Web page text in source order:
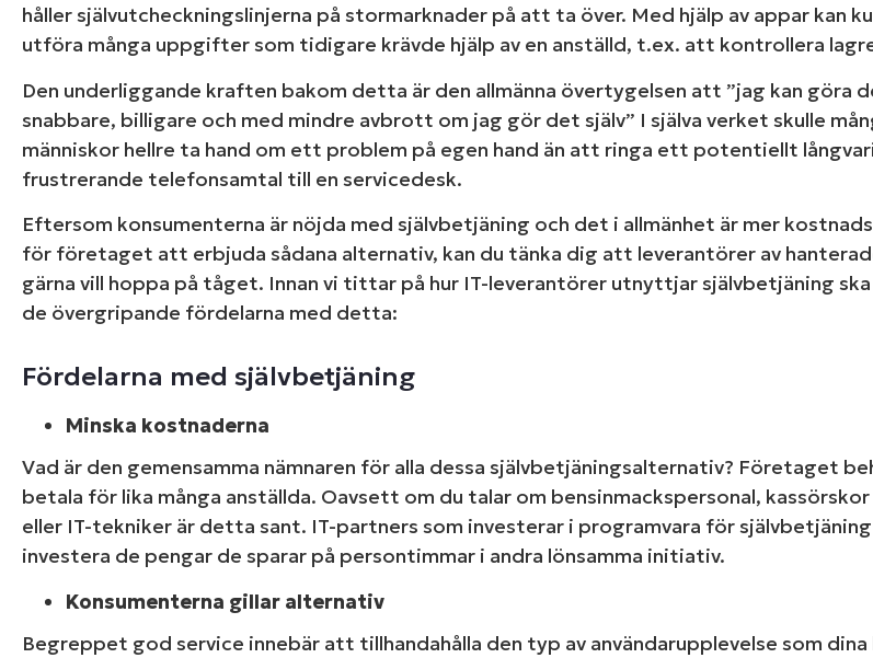
håller självutcheckningslinjerna på stormarknader på att ta över. Med hjälp av appar kan
utföra många uppgifter som tidigare krävde hjälp av en anställd, t.ex. att kontrollera
Den underliggande kraften bakom detta är den allmänna övertygelsen att ”jag kan göra
snabbare, billigare och med mindre avbrott om jag gör det själv” I själva verket skulle
människor hellre ta hand om ett problem på egen hand än att ringa ett potentiellt
frustrerande telefonsamtal till en servicedesk.
Eftersom konsumenterna är nöjda med självbetjäning och det i allmänhet är mer
för företaget att erbjuda sådana alternativ, kan du tänka dig att leverantörer av
gärna vill hoppa på tåget. Innan vi tittar på hur IT-leverantörer utnyttjar självbetjäning ska
de övergripande fördelarna med detta:
Fördelarna med självbetjäning
Minska kostnaderna
Vad är den gemensamma nämnaren för alla dessa självbetjäningsalternativ? Företaget
betala för lika många anställda. Oavsett om du talar om bensinmackspersonal, kassörskor
eller IT-tekniker är detta sant. IT-partners som investerar i programvara för självbetjäning
investera de pengar de sparar på persontimmar i andra lönsamma initiativ.
Konsumenterna gillar alternativ
Begreppet god service innebär att tillhandahålla den typ av användarupplevelse som dina
Starta en gratis provperiod med den
Management enligt G2​
Det behövs inget kreditkort, full åtkomst till
First
name*
Business
email*
name*